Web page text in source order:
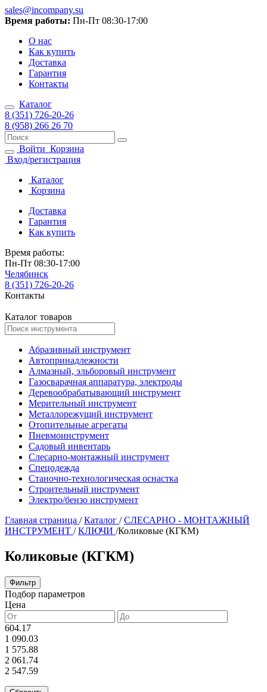
sales@incompany.su
Время работы: Пн-Пт 08:30-17:00
О нас
Как купить
Доставка
Гарантия
Контакты
Каталог
8 (351) 726-20-26
8 (958) 266 26 70
Войти Корзина
Вход/регистрация
Каталог
Корзина
Доставка
Гарантия
Как купить
Время работы:
Пн-Пт 08:30-17:00
Челябинск
8 (351) 726-20-26
Контакты
Каталог товаров
Абразивный инструмент
Автопринадлежности
Алмазный, эльборовый инструмент
Газосварачная аппаратура, электроды
Деревообрабатывающий инструмент
Мерительный инструмент
Металлорежущий инструмент
Отопительные агрегаты
Пневмоинструмент
Садовый инвентарь
Слесарно-монтажный инструмент
Спецодежда
Станочно-технологическая оснастка
Строительный инструмент
Электро/бензо инструмент
Главная страница / Каталог / СЛЕСАРНО - МОНТАЖНЫЙ
ИНСТРУМЕНТ / КЛЮЧИ /Коликовые (КГКМ)
Коликовые (КГКМ)
Фильтр
Подбор параметров
Цена
604.17
1 090.03
1 575.88
2 061.74
2 547.59